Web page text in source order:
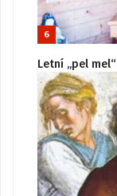
6
Letní „pel